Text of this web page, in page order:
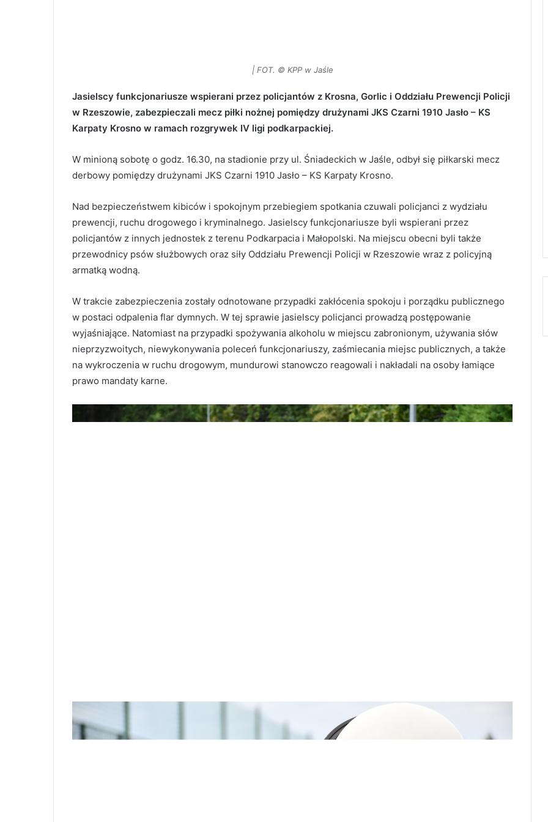
| FOT. © KPP w Jaśle
Jasielscy funkcjonariusze wspierani przez policjantów z Krosna, Gorlic i Oddziału Prewencji Policji
w Rzeszowie, zabezpieczali mecz piłki nożnej pomiędzy drużynami JKS Czarni 1910 Jasło – KS
Karpaty Krosno w ramach rozgrywek IV ligi podkarpackiej.
W minioną sobotę o godz. 16.30, na stadionie przy ul. Śniadeckich w Jaśle, odbył się piłkarski mecz
derbowy pomiędzy drużynami JKS Czarni 1910 Jasło – KS Karpaty Krosno.
Nad bezpieczeństwem kibiców i spokojnym przebiegiem spotkania czuwali policjanci z wydziału
prewencji, ruchu drogowego i kryminalnego. Jasielscy funkcjonariusze byli wspierani przez
policjantów z innych jednostek z terenu Podkarpacia i Małopolski. Na miejscu obecni byli także
przewodnicy psów służbowych oraz siły Oddziału Prewencji Policji w Rzeszowie wraz z policyjną
armatką wodną.
W trakcie zabezpieczenia zostały odnotowane przypadki zakłócenia spokoju i porządku publicznego
w postaci odpalenia flar dymnych. W tej sprawie jasielscy policjanci prowadzą postępowanie
wyjaśniające. Natomiast na przypadki spożywania alkoholu w miejscu zabronionym, używania słów
nieprzyzwoitych, niewykonywania poleceń funkcjonariuszy, zaśmiecania miejsc publicznych, a także
na wykroczenia w ruchu drogowym, mundurowi stanowczo reagowali i nakładali na osoby łamiące
prawo mandaty karne.